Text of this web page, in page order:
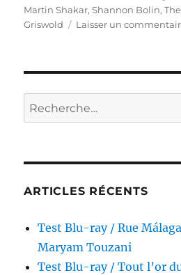
Martin Shakar,Shannon Bolin,
Griswold
Laisser un
Recherche
pour :
ARTICLES RÉCENTS
Test Blu-ray / Rue
Maryam Touzani
Test Blu-ray / Tout l’or